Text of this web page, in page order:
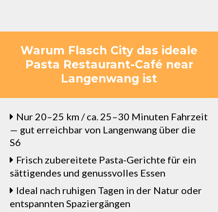
Warum Flasch City das ideale
Pasta Restaurant-Café near
Langenwang ist
Nur 20–25 km / ca. 25–30 Minuten Fahrzeit
— gut erreichbar von Langenwang über die
S6
Frisch zubereitete Pasta-Gerichte für ein
sättigendes und genussvolles Essen
Ideal nach ruhigen Tagen in der Natur oder
entspannten Spaziergängen